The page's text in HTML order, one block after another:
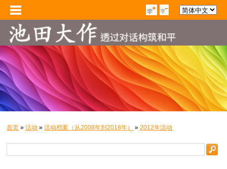
首页 »活动 »活动档案（从2008年到2018年） »2012年活动